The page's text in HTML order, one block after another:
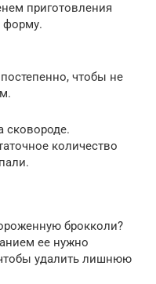
приготовления
форму.
чтобы не
сковороде.
количество
брокколи?
ее нужно
удалить лишнюю